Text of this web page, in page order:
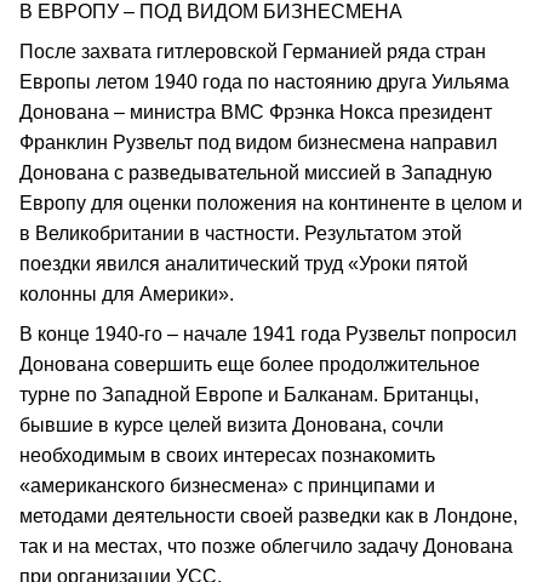
В ЕВРОПУ – ПОД ВИДОМ БИЗНЕСМЕНА
После захвата гитлеровской Германией ряда стран
Европы летом 1940 года по настоянию друга Уильяма
Донована – министра ВМС Фрэнка Нокса президент
Франклин Рузвельт под видом бизнесмена направил
Донована с разведывательной миссией в Западную
Европу для оценки положения на континенте в целом и
в Великобритании в частности. Результатом этой
поездки явился аналитический труд «Уроки пятой
колонны для Америки».
В конце 1940-го – начале 1941 года Рузвельт попросил
Донована совершить еще более продолжительное
турне по Западной Европе и Балканам. Британцы,
бывшие в курсе целей визита Донована, сочли
необходимым в своих интересах познакомить
«американского бизнесмена» с принципами и
методами деятельности своей разведки как в Лондоне,
так и на местах, что позже облегчило задачу Донована
при организации УСС.